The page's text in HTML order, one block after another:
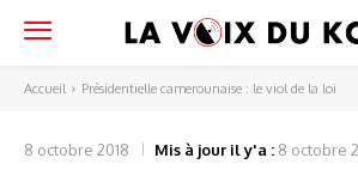
Accueil Présidentielle camerounaise : le viol de la loi
8 octobre 2018 Mis à jour il y'a : 8 octobre